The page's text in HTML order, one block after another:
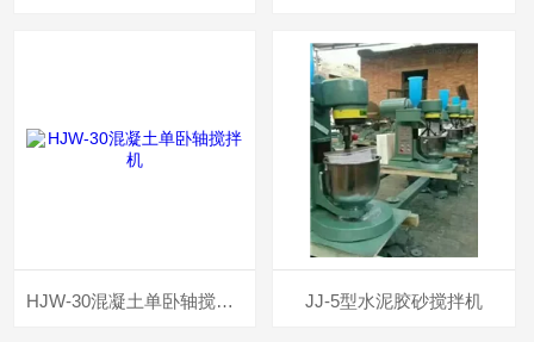
HJW-30混凝土单卧轴搅拌机 JJ-5型水泥胶砂搅拌机